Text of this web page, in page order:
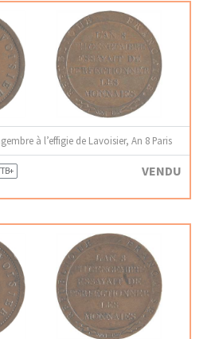
à l’effigie de Lavoisier, An 8 Paris
VENDU